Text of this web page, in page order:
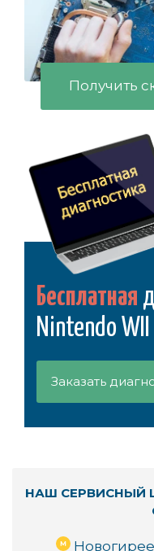
Получить
Бесплатная
Nintendo WII
Заказать
НАШ СЕРВИСНЫЙ